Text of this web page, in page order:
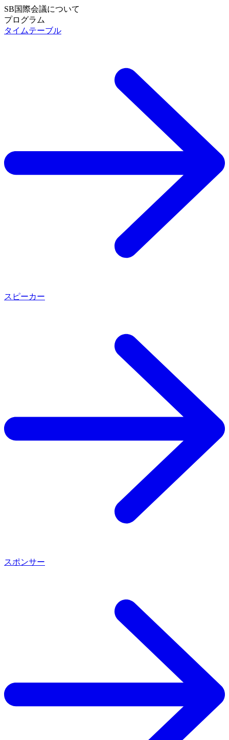
SB国際会議について
SB国際会議について TOP
プログラム
プログラム TOP
LEARNING
NETWORKING
タイムテーブル
スピーカー
スポンサー